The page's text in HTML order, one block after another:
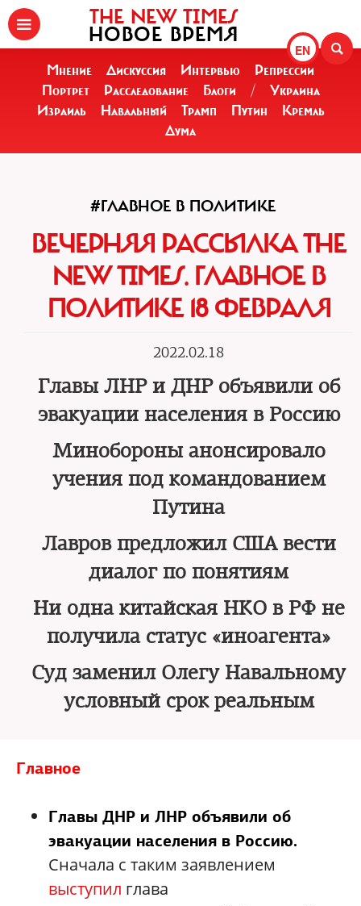
EN
THE NEW TIMES
НОВОЕ ВРЕМЯ
Мнение Дискуссия Интервью
Репрессии
Портрет
Расследование Блоги /
Украина
Израиль
Навальный Трамп Путин
Кремль
Дума
#ГЛАВНОЕ В ПОЛИТИКЕ
ВЕЧЕРНЯЯ РАССЫЛКА THE
NEW TIMES. ГЛАВНОЕ В
ПОЛИТИКЕ 18 ФЕВРАЛЯ
2022.02.18
Главы ЛНР и ДНР объявили об
эвакуации населения в Россию
Минобороны анонсировало
учения под командованием
Путина
Лавров предложил США вести
диалог по понятиям
Ни одна китайская НКО в РФ не
получила статус «иноагента»
Суд заменил Олегу Навальному
условный срок реальным
Главное
Главы ДНР и ЛНР объявили об
эвакуации населения в Россию.
Сначала с таким заявлением
выступил глава